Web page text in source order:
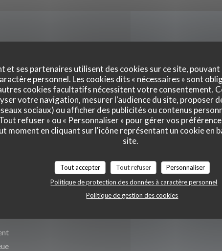
et ses partenaires utilisent des cookies sur ce site,
personnel. Les cookies dits « nécessaires » sont
cookies facultatifs nécessitent votre consentement.
votre navigation, mesurer l'audience du site, proposer
sociaux) ou afficher des publicités ou contenus
refuser » ou « Personnaliser » pour gérer vos
moment en cliquant sur l'icône représentant un cookie en
site.
Tout accepter Tout refuser
Personnaliser
Politique de protection des données à caractère personnel
Politique de gestion des cookies
Fait maison
Lun-Mar
Mercredi
Dimanche